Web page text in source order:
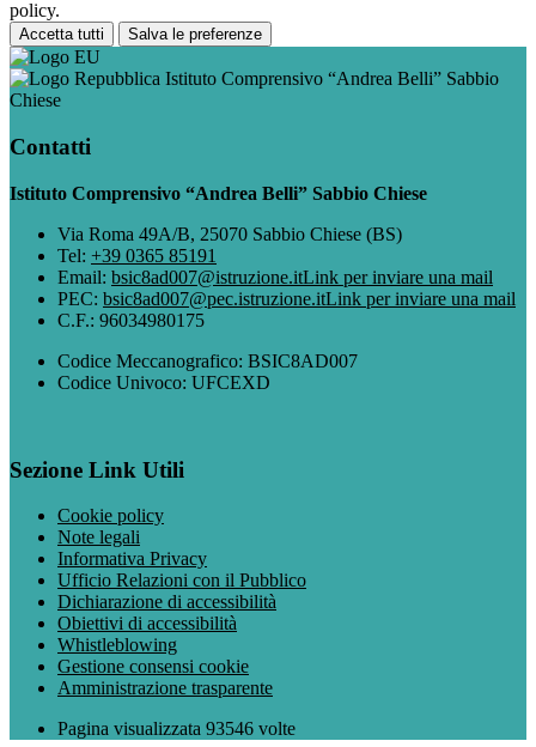
policy.
Accetta tutti Salva le preferenze
Istituto Comprensivo “Andrea Belli” Sabbio
Chiese
Contatti
Istituto Comprensivo “Andrea Belli” Sabbio Chiese
Via Roma 49A/B, 25070 Sabbio Chiese (BS)
Tel: +39 0365 85191
Email: bsic8ad007@istruzione.itLink per inviare una mail
PEC: bsic8ad007@pec.istruzione.itLink per inviare una mail
C.F.: 96034980175
Codice Meccanografico: BSIC8AD007
Codice Univoco: UFCEXD
Sezione Link Utili
Cookie policy
Note legali
Informativa Privacy
Ufficio Relazioni con il Pubblico
Dichiarazione di accessibilità
Obiettivi di accessibilità
Whistleblowing
Gestione consensi cookie
Amministrazione trasparente
Pagina visualizzata 93546 volte